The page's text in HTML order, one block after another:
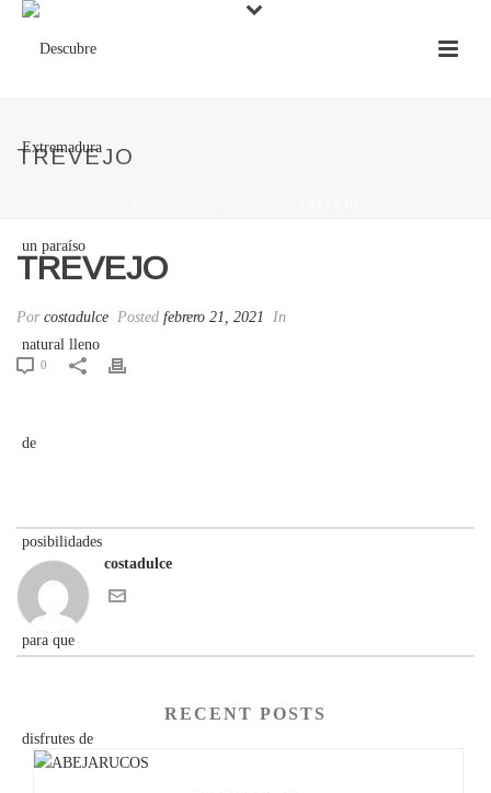
TREVEJO
TREVEJO
Por costadulce Posted febrero 21, 2021 In
0
costadulce
RECENT POSTS